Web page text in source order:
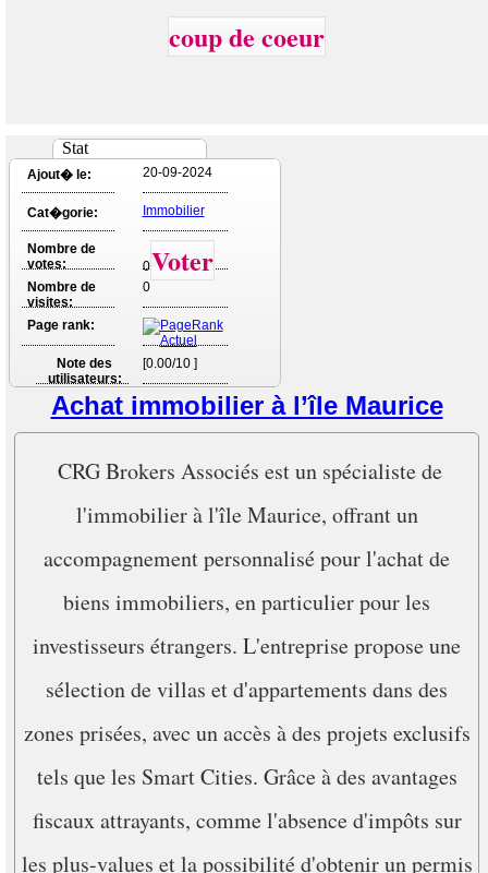
coup de coeur
Stat
Ajout� le: 20-09-2024
Cat�gorie: Immobilier
Nombre de
votes:
0Voter
Nombre de
visites:
0
Page rank:
Note des
utilisateurs:
[0.00/10 ]
Achat immobilier à l’île Maurice
CRG Brokers Associés est un spécialiste de
l'immobilier à l'île Maurice, offrant un
accompagnement personnalisé pour l'achat de
biens immobiliers, en particulier pour les
investisseurs étrangers. L'entreprise propose une
sélection de villas et d'appartements dans des
zones prisées, avec un accès à des projets exclusifs
tels que les Smart Cities. Grâce à des avantages
fiscaux attrayants, comme l'absence d'impôts sur
les plus-values et la possibilité d'obtenir un permis